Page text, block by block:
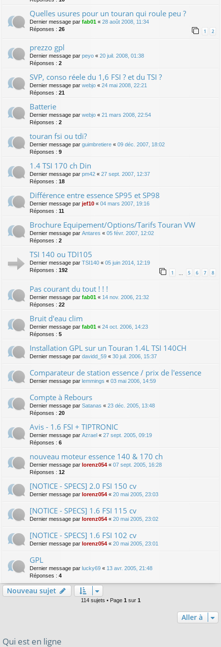
Quelles usures pour un touran qui roule peu ?
Dernier message par fab01 « 28 août 2008, 11:34
Réponses : 26 1 2
prezzo gpl
Dernier message par peyo « 20 juil. 2008, 01:38
Réponses : 2
SVP, conso réele du 1,6 FSI ? et du TSI ?
Dernier message par webjo « 24 mai 2008, 22:21
Réponses : 21
Batterie
Dernier message par webjo « 21 mars 2008, 22:54
Réponses : 2
touran fsi ou tdi?
Dernier message par guimbretiere « 09 déc. 2007, 18:02
Réponses : 9
1.4 TSI 170 ch Din
Dernier message par pm42 « 27 sept. 2007, 12:37
Réponses : 18
Différence entre essence SP95 et SP98
Dernier message par jef10 « 04 mars 2007, 19:16
Réponses : 11
Brochure Equipement/Options/Tarifs Touran VW
Dernier message par Antares « 05 févr. 2007, 12:02
Réponses : 2
TSI 140 ou TDI105
Dernier message par TSI140 « 05 juin 2014, 12:19
Réponses : 192 1 5 6 7 8
Pas courant du tout ! ! !
Dernier message par fab01 « 14 nov. 2006, 21:32
Réponses : 22
Bruit d'eau clim
Dernier message par fab01 « 24 oct. 2006, 14:23
Réponses : 5
Installation GPL sur un Touran 1.4L TSI 140CH
Dernier message par davidd_59 « 30 juil. 2006, 15:37
Comparateur de station essence / prix de l'essence
Dernier message par lemmings « 03 mai 2006, 14:59
Compte à Rebours
Dernier message par Satanas « 23 déc. 2005, 13:48
Réponses : 20
Avis - 1.6 FSI + TIPTRONIC
Dernier message par Azrael « 27 sept. 2005, 09:19
Réponses : 6
nouveau moteur essence 140 & 170 ch
Dernier message par lorenz054 « 07 sept. 2005, 16:28
Réponses : 12
[NOTICE - SPECS] 2.0 FSI 150 cv
Dernier message par lorenz054 « 20 mai 2005, 23:03
[NOTICE - SPECS] 1.6 FSI 115 cv
Dernier message par lorenz054 « 20 mai 2005, 23:02
[NOTICE - SPECS] 1.6 FSI 102 cv
Dernier message par lorenz054 « 20 mai 2005, 23:01
GPL
Dernier message par lucky69 « 13 avr. 2005, 21:48
Réponses : 4
Nouveau sujet
114 sujets • Page 1 sur 1
Aller à
Qui est en ligne